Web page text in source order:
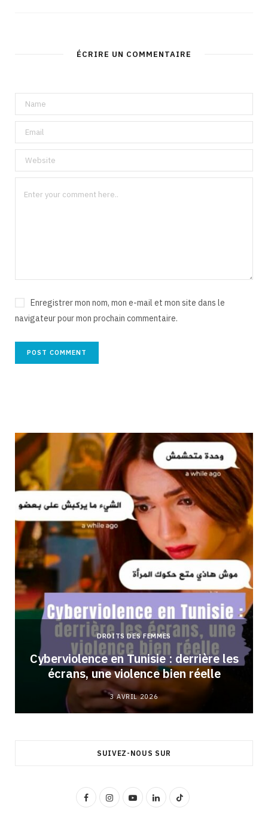
ÉCRIRE UN COMMENTAIRE
Enregistrer mon nom, mon e-mail et mon site dans le
navigateur pour mon prochain commentaire.
DROITS DES FEMMES
Cyberviolence en Tunisie : derrière les
écrans, une violence bien réelle
3 AVRIL 2026
SUIVEZ-NOUS SUR
F
I
Y
L
T